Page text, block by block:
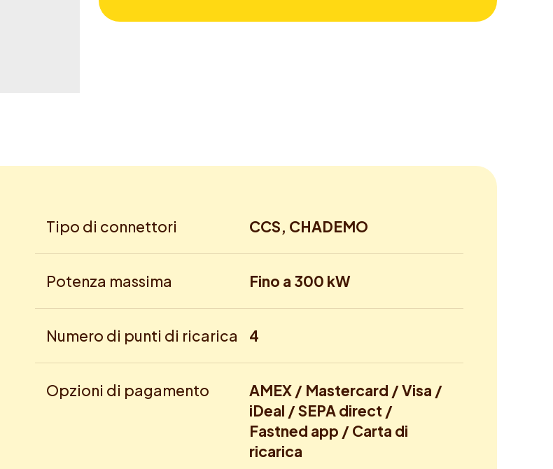
Tipo di connettori CCS, CHADEMO
Potenza massima Fino a 300 kW
Numero di punti di ricarica 4
Opzioni di pagamento
AMEX / Mastercard / Visa /
iDeal / SEPA direct /
Fastned app / Carta di
ricarica